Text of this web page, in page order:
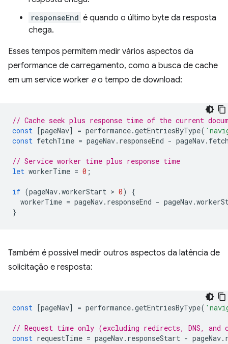
responseEnd é quando o último byte da resposta
chega.
Esses tempos permitem medir vários aspectos da
performance de carregamento, como a busca de cache
em um service worker eo tempo de download:
// Cache seek plus response time of the current
const
[pageNav] = performance.getEntriesByType(
const fetchTime = pageNav. responseEnd - pageNav.
// Service worker time plus response time
let workerTime = 0 ;
if (pageNav.workerStart > 0)
{
workerTime = pageNav. responseEnd - pageNav.
}
Também é possível medir outros aspectos da latência de
solicitação e resposta:
const [pageNav] = performance.getEntriesByType(
// Request time only (excluding redirects, DNS, and
const requestTime = pageNav. responseStart - pageNav.